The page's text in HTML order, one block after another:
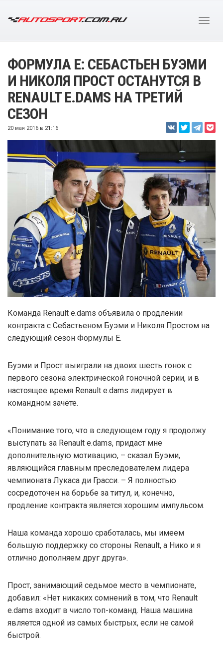
ФОРМУЛА E: СЕБАСТЬЕН БУЭМИ
И НИКОЛЯ ПРОСТ ОСТАНУТСЯ В
RENAULT E.DAMS НА ТРЕТИЙ
СЕЗОН
20 мая 2016 в 21:16
Команда Renault e.dams объявила о продлении
контракта с Себастьеном Буэми и Николя Простом на
следующий сезон Формулы E.
Буэми и Прост выиграли на двоих шесть гонок с
первого сезона электрической гоночной серии, и в
настоящее время Renault e.dams лидирует в
командном зачёте.
«Понимание того, что в следующем году я продолжу
выступать за Renault e.dams, придаст мне
дополнительную мотивацию, – сказал Буэми,
являющийся главным преследователем лидера
чемпионата Лукаса ди Грасси. – Я полностью
сосредоточен на борьбе за титул, и, конечно,
продление контракта является хорошим импульсом.
Наша команда хорошо сработалась, мы имеем
большую поддержку со стороны Renault, а Нико и я
отлично дополняем друг друга».
Прост, занимающий седьмое место в чемпионате,
добавил: «Нет никаких сомнений в том, что Renault
e.dams входит в число топ-команд. Наша машина
является одной из самых быстрых, если не самой
быстрой.